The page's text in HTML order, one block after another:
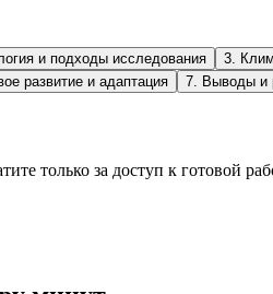
и подходы исследования 3.
развитие и адаптация 7. Выводы и
только за доступ к готовой